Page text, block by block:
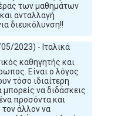
των μαθημάτων
ανταλλαγή
διευκόλυνση!!
2023) - Ιταλικά
καθηγητής και
Είναι ο λόγος
τόσο ιδιαίτερη
να διδάσκεις
προσόντα και
άλλον να